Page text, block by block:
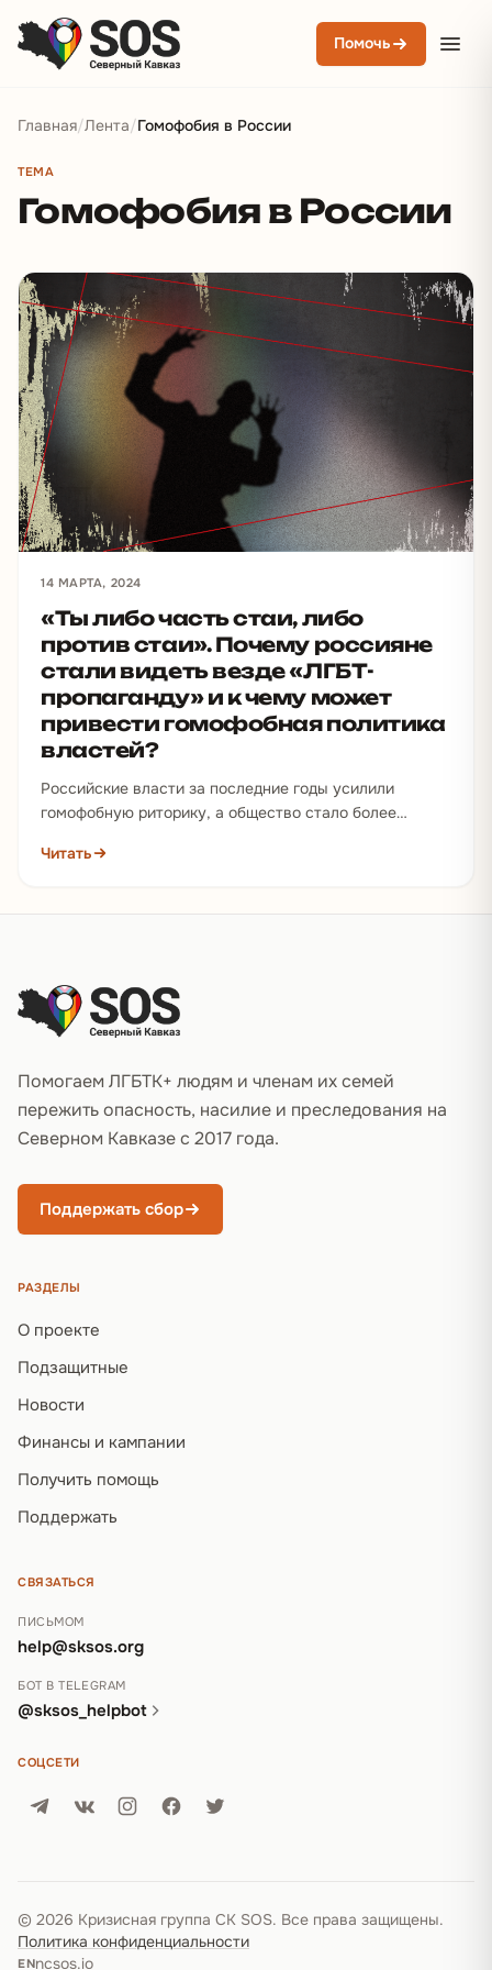
Помочь
Главная/Лента/Гомофобия в России
ТЕМА
Гомофобия в России
14 МАРТА, 2024
«Ты либо часть стаи, либо
против стаи». Почему россияне
стали видеть везде «ЛГБТ-
пропаганду» и к чему может
привести гомофобная политика
властей?
Российские власти за последние годы усилили
гомофобную риторику, а общество стало более
угодно: в носке на…
Читать
Помогаем ЛГБТК+ людям и членам их семей
пережить опасность, насилие и преследования на
Северном Кавказе с 2017 года.
Поддержать сбор
РАЗДЕЛЫ
О проекте
Подзащитные
Новости
Финансы и кампании
Получить помощь
Поддержать
СВЯЗАТЬСЯ
ПИСЬМОМ
help@sksos.org
БОТ В TELEGRAM
@sksos_helpbot
СОЦСЕТИ
© 2026 Кризисная группа СК SOS. Все права защищены.
Политика конфиденциальности
ENncsos.io